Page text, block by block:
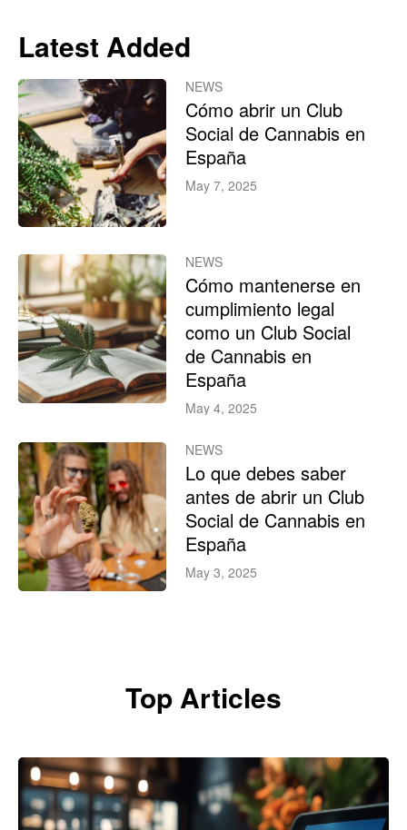
Latest Added
NEWS
Cómo abrir un Club
Social de Cannabis en
España
May 7, 2025
NEWS
Cómo mantenerse en
cumplimiento legal
como un Club Social
de Cannabis en
España
May 4, 2025
NEWS
Lo que debes saber
antes de abrir un Club
Social de Cannabis en
España
May 3, 2025
Top Articles